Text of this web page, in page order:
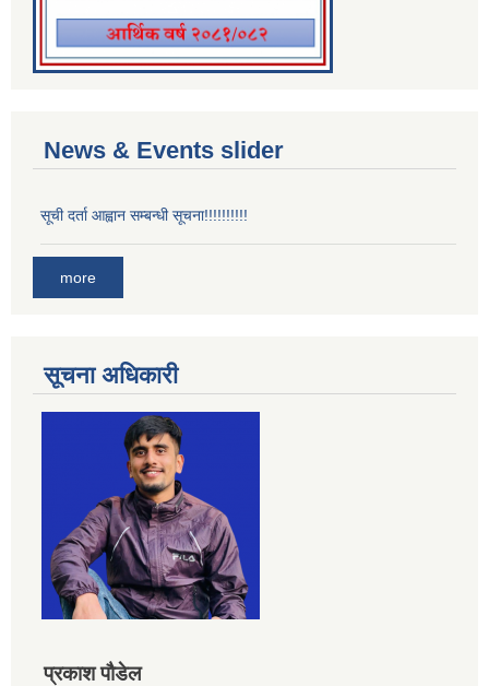
News & Events slider
सूची दर्ता आह्वान सम्बन्धी सूचना!!!!!!!!!!
more
सूचना अधिकारी
प्रकाश पौडेल